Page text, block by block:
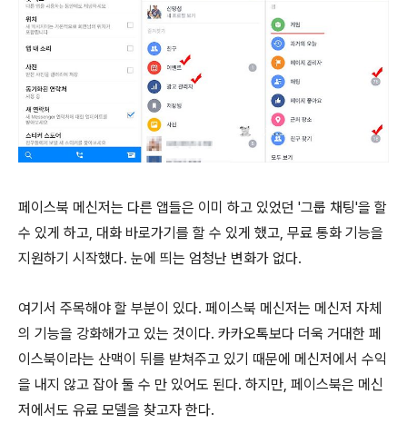
페이스북 메신저는 다른 앱들은 이미 하고 있었던 '그룹 채팅'을 할
수 있게 하고, 대화 바로가기를 할 수 있게 했고, 무료 통화 기능을
지원하기 시작했다. 눈에 띄는 엄청난 변화가 없다.
여기서 주목해야 할 부분이 있다. 페이스북 메신저는 메신저 자체
의 기능을 강화해가고 있는 것이다. 카카오톡보다 더욱 거대한 페
이스북이라는 산맥이 뒤를 받쳐주고 있기 때문에 메신저에서 수익
을 내지 않고 잡아 둘 수 만 있어도 된다. 하지만, 페이스북은 메신
저에서도 유료 모델을 찾고자 한다.